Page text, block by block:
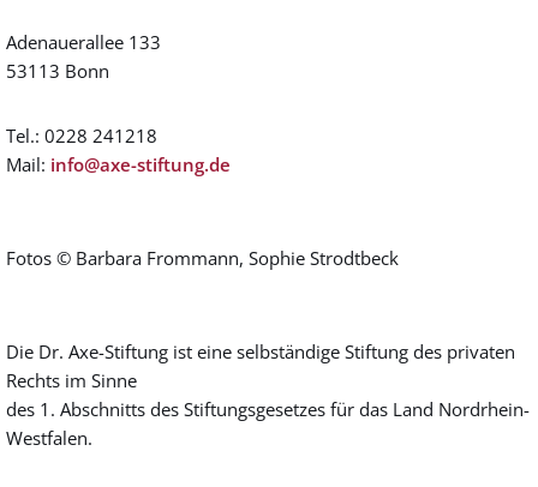
Adenauerallee 133
53113 Bonn
Tel.: 0228 241218
Mail: info@axe-stiftung.de
Fotos © Barbara Frommann, Sophie Strodtbeck
Die Dr. Axe-Stiftung ist eine selbständige Stiftung des privaten
Rechts im Sinne
des 1. Abschnitts des Stiftungsgesetzes für das Land Nordrhein-
Westfalen.